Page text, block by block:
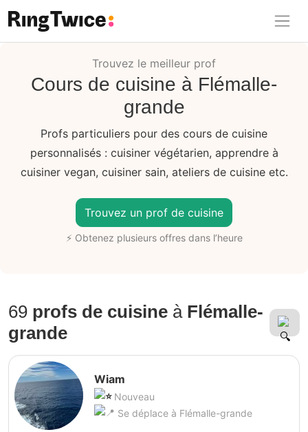
Ring Twice
Trouvez le meilleur prof
Cours de cuisine à Flémalle-
grande
Profs particuliers pour des cours de cuisine
personnalisés : cuisiner végétarien, apprendre à
cuisiner vegan, cuisiner sain, ateliers de cuisine etc.
Trouvez un prof de cuisine
⚡ Obtenez plusieurs offres dans l’heure
69 profs de cuisine à Flémalle-
grande
Wiam
Nouveau
Se déplace à Flémalle-grande